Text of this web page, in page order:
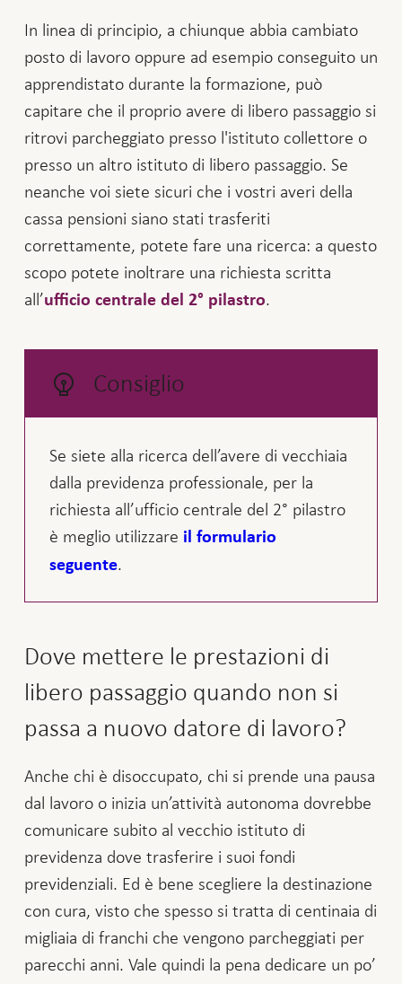
In linea di principio, a chiunque abbia cambiato
posto di lavoro oppure ad esempio conseguito un
apprendistato durante la formazione, può
capitare che il proprio avere di libero passaggio si
ritrovi parcheggiato presso l'istituto collettore o
presso un altro istituto di libero passaggio. Se
neanche voi siete sicuri che i vostri averi della
cassa pensioni siano stati trasferiti
correttamente, potete fare una ricerca: a questo
scopo potete inoltrare una richiesta scritta
all’ufficio centrale del 2° pilastro.
Consiglio
Se siete alla ricerca dell’avere di vecchiaia
dalla previdenza professionale, per la
richiesta all’ufficio centrale del 2° pilastro
è meglio utilizzare il formulario
seguente.
Dove mettere le prestazioni di
libero passaggio quando non si
passa a nuovo datore di lavoro?
Anche chi è disoccupato, chi si prende una pausa
dal lavoro o inizia un’attività autonoma dovrebbe
comunicare subito al vecchio istituto di
previdenza dove trasferire i suoi fondi
previdenziali. Ed è bene scegliere la destinazione
con cura, visto che spesso si tratta di centinaia di
migliaia di franchi che vengono parcheggiati per
parecchi anni. Vale quindi la pena dedicare un po’